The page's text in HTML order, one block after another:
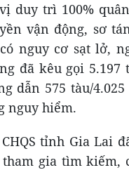
duy trì 100%
vận động, sơ
nguy cơ sạt lở,
đã kêu gọi
dẫn 575 tàu/
nguy hiểm.
tỉnh Gia Lai
tham gia tìm kiếm,